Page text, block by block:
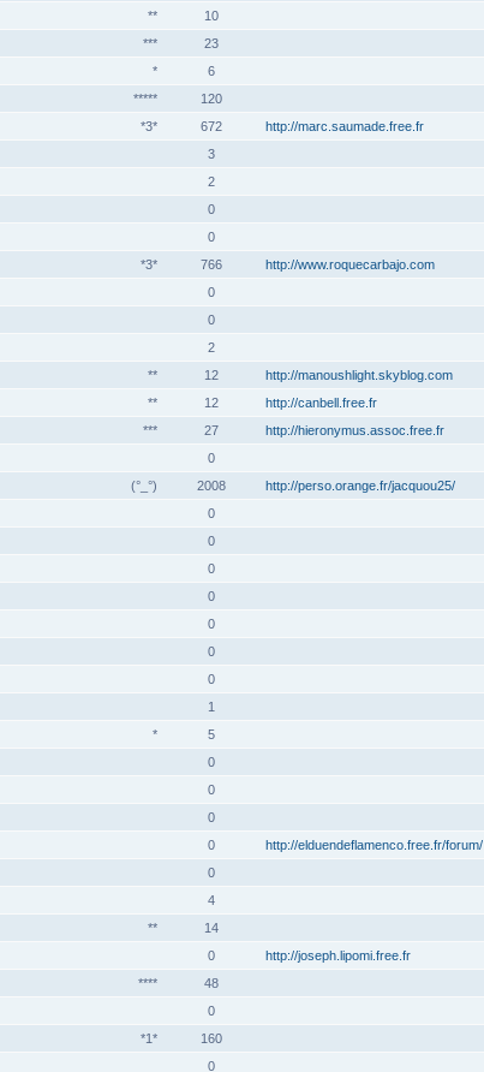
**
10
***
23
*
6
*****
120
*3*
672 http://marc.saumade.free.fr
3
2
0
0
*3*
766 http://www.roquecarbajo.com
0
0
2
**
12 http://manoushlight.skyblog.com
**
12 http://canbell.free.fr
***
27 http://hieronymus.assoc.free.fr
0
(°_°)
2008 http://perso.orange.fr/jacquou25/
0
0
0
0
0
0
0
1
*
5
0
0
0
0 http://elduendeflamenco.free.fr/forum/
0
4
**
14
0 http://joseph.lipomi.free.fr
****
48
0
*1*
160
0